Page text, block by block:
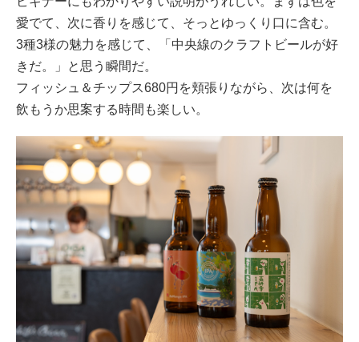
愛でて、次に香りを感じて、そっとゆっくり口に含む。
3種3様の魅力を感じて、「中央線のクラフトビールが好
きだ。」と思う瞬間だ。
フィッシュ＆チップス680円を頬張りながら、次は何を
飲もうか思案する時間も楽しい。